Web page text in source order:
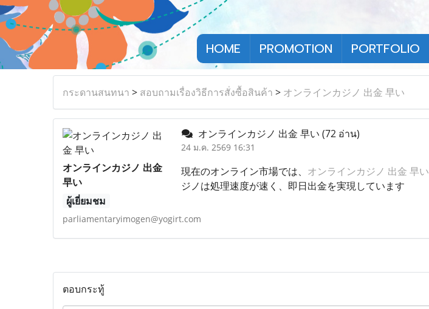
HOME PROMOTION PORTFOLIO
กระดานสนทนา > สอบถามเรื่องวิธีการสั่งซื้อสินค้า > オンラインカジノ 出金 早い
オンラインカジノ 出金
早い
ผู้เยี่ยมชม
parliamentaryimogen@yogirt.com
オンラインカジノ 出金 早い (72 อ่าน)
24 ม.ค. 2569 16:31
現在のオンライン市場では、 オンラインカジノ 出金 早い
ジノは処理速度が速く、即日出金を実現しています
ตอบกระทู้